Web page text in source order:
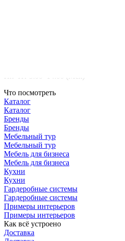
Что посмотреть
Каталог
Каталог
Бренды
Бренды
Мебельный тур
Мебельный тур
Мебель для бизнеса
Мебель для бизнеса
Кухни
Кухни
Гардеробные системы
Гардеробные системы
Примеры интерьеров
Примеры интерьеров
Как всё устроено
Доставка